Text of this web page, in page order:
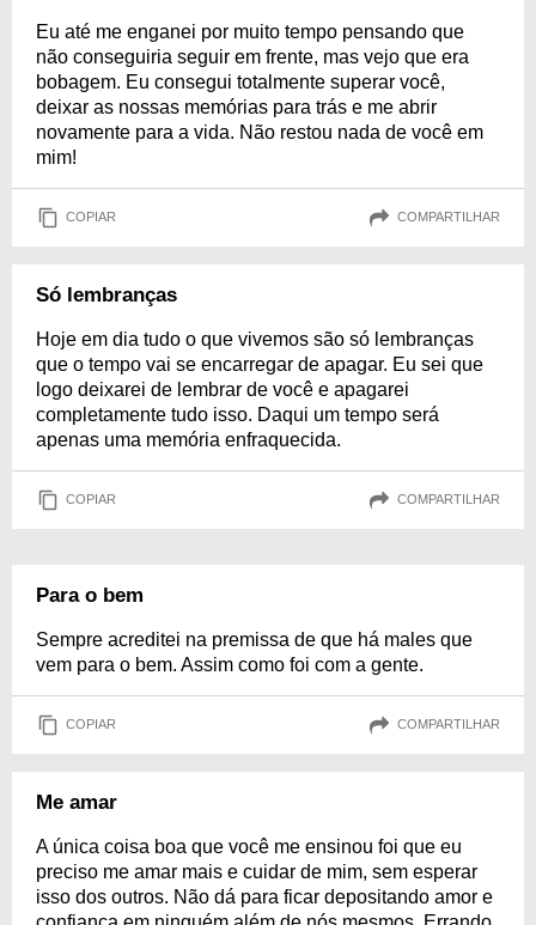
Eu até me enganei por muito tempo pensando que
não conseguiria seguir em frente, mas vejo que era
bobagem. Eu consegui totalmente superar você,
deixar as nossas memórias para trás e me abrir
novamente para a vida. Não restou nada de você em
mim!
COPIAR COMPARTILHAR
Só lembranças
Hoje em dia tudo o que vivemos são só lembranças
que o tempo vai se encarregar de apagar. Eu sei que
logo deixarei de lembrar de você e apagarei
completamente tudo isso. Daqui um tempo será
apenas uma memória enfraquecida.
COPIAR COMPARTILHAR
Para o bem
Sempre acreditei na premissa de que há males que
vem para o bem. Assim como foi com a gente.
COPIAR COMPARTILHAR
Me amar
A única coisa boa que você me ensinou foi que eu
preciso me amar mais e cuidar de mim, sem esperar
isso dos outros. Não dá para ficar depositando amor e